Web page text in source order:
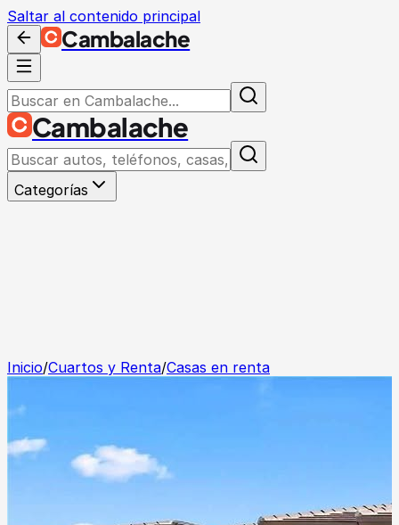
Saltar al contenido principal
Cambalache
Cambalache
Categorías
Inicio/Cuartos y Renta/Casas en renta